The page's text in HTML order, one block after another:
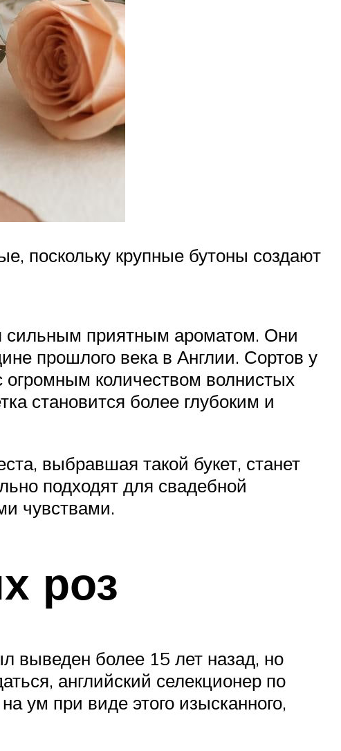
поскольку крупные бутоны создают
приятным ароматом. Они
прошлого века в Англии. Сортов у
огромным количеством волнистых
становится более глубоким и
выбравшая такой букет, станет
подходят для свадебной
чувствами.
роз
выведен более 15 лет назад, но
английский селекционер по
ум при виде этого изысканного,